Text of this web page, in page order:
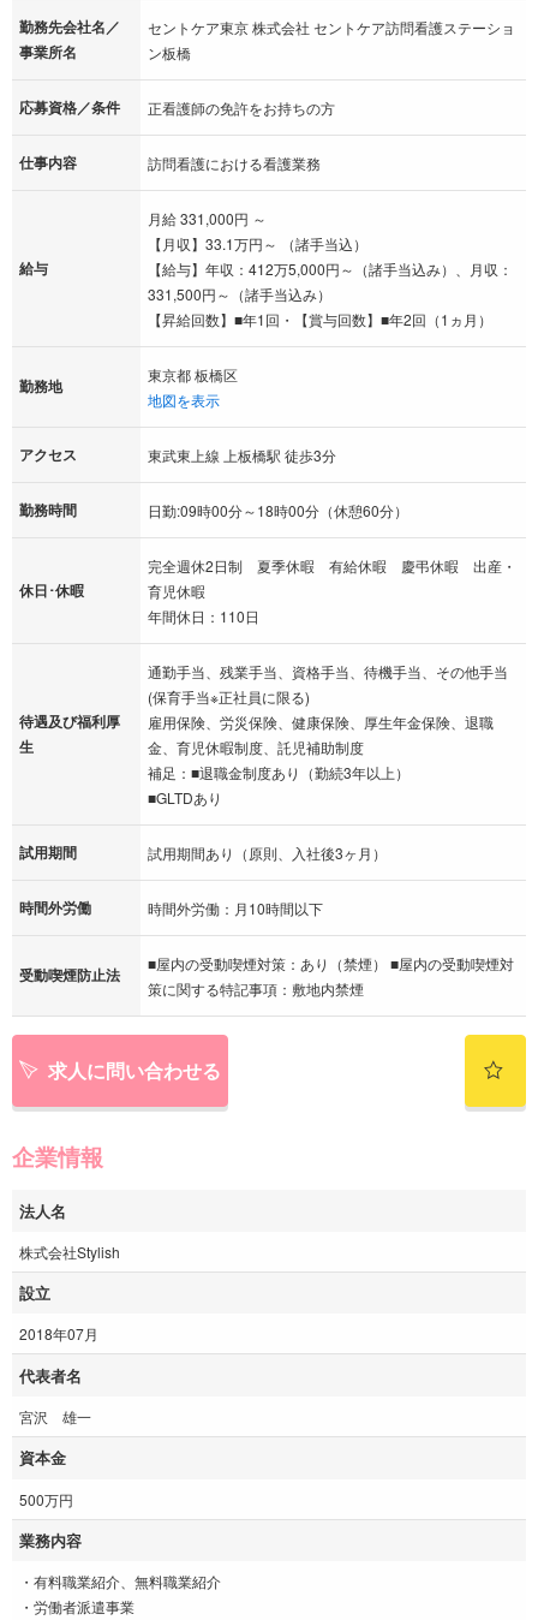
勤務先会社名／
事業所名
セントケア東京 株式会社 セントケア訪問看護ステーショ
ン板橋
応募資格／条件 正看護師の免許をお持ちの方
仕事内容 訪問看護における看護業務
給与
月給 331,000円 ～
【月収】33.1万円～ （諸手当込）
【給与】年収：412万5,000円～（諸手当込み）、月収：
331,500円～（諸手当込み）
【昇給回数】■年1回・【賞与回数】■年2回（1ヵ月）
勤務地
東京都 板橋区
地図を表示
アクセス 東武東上線 上板橋駅 徒歩3分
勤務時間 日勤:09時00分～18時00分（休憩60分）
休日･休暇
完全週休2日制 夏季休暇 有給休暇 慶弔休暇 出産・
育児休暇
年間休日：110日
待遇及び福利厚
生
通勤手当、残業手当、資格手当、待機手当、その他手当
(保育手当※正社員に限る)
雇用保険、労災保険、健康保険、厚生年金保険、退職
金、育児休暇制度、託児補助制度
補足：■退職金制度あり（勤続3年以上）
■GLTDあり
試用期間 試用期間あり（原則、入社後3ヶ月）
時間外労働 時間外労働：月10時間以下
受動喫煙防止法
■屋内の受動喫煙対策：あり（禁煙） ■屋内の受動喫煙対
策に関する特記事項：敷地内禁煙
求人に問い合わせる
企業情報
法人名
株式会社Stylish
設立
2018年07月
代表者名
宮沢 雄一
資本金
500万円
業務内容
・有料職業紹介、無料職業紹介
・労働者派遣事業